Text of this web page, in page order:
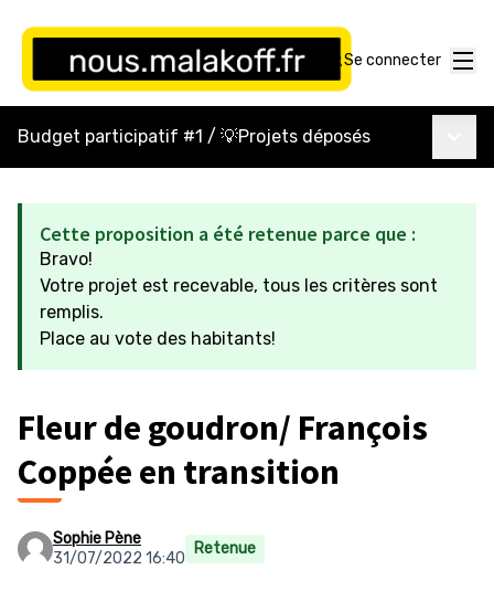
Se connecter
Budget participatif #1 / 💡Projets déposés
Cette proposition a été retenue parce que :
Bravo!
Votre projet est recevable, tous les critères sont
remplis.
Place au vote des habitants!
Fleur de goudron/ François
Coppée en transition
Sophie Pène
31/07/2022 16:40
Retenue